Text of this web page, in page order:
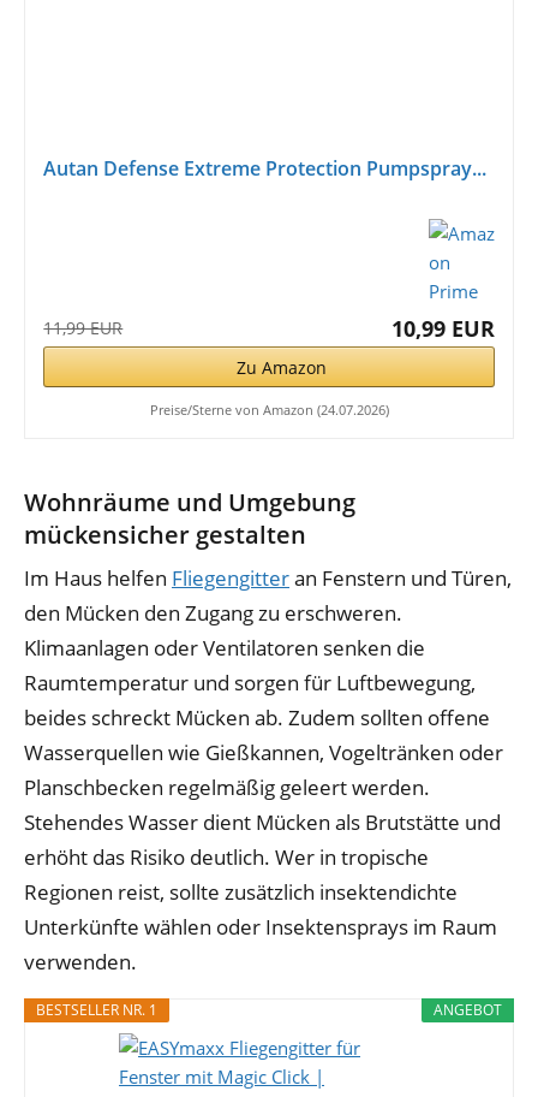
Autan Defense Extreme Protection Pumpspray...
11,99 EUR 10,99 EUR
Zu Amazon
Preise/Sterne von Amazon (24.07.2026)
Wohnräume und Umgebung
mückensicher gestalten
Im Haus helfen Fliegengitteran Fenstern und Türen,
den Mücken den Zugang zu erschweren.
Klimaanlagen oder Ventilatoren senken die
Raumtemperatur und sorgen für Luftbewegung,
beides schreckt Mücken ab. Zudem sollten offene
Wasserquellen wie Gießkannen, Vogeltränken oder
Planschbecken regelmäßig geleert werden.
Stehendes Wasser dient Mücken als Brutstätte und
erhöht das Risiko deutlich. Wer in tropische
Regionen reist, sollte zusätzlich insektendichte
Unterkünfte wählen oder Insektensprays im Raum
verwenden.
ANGEBOT
BESTSELLER NR. 1